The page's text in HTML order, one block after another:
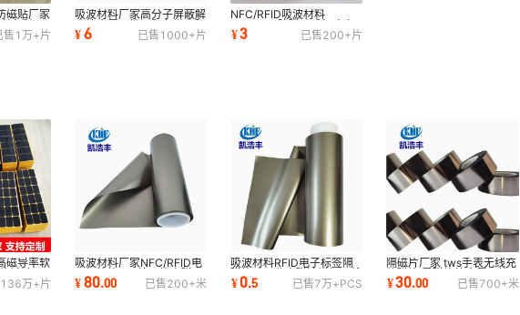
磁贴厂家
售 1万+片
吸波材料厂家高分子屏蔽解
决抗金属干扰问题各类卡隔
磁片防电磁波
¥6 已售 1000+片
NFC/RFID吸波材料
EMI/EMC防磁贴手机皮套
钱卡包电磁波屏蔽EMI屏蔽
¥3 已售200+片
磁导率软
材料
136万+片
吸波材料厂家NFC/RFID电
子标签片EMI抗干扰电磁屏
蔽防辐射
¥80.00 已售200+米
吸波材料RFID电子标签隔
磁片贴吸收电磁波增加无线
充电效率吸波片
¥0.5 已售7万+PCS
隔磁片厂家 tws手表无线充
软磁片 导磁片抗金属干扰
纳米晶隔磁片
¥30.00 已售700+米